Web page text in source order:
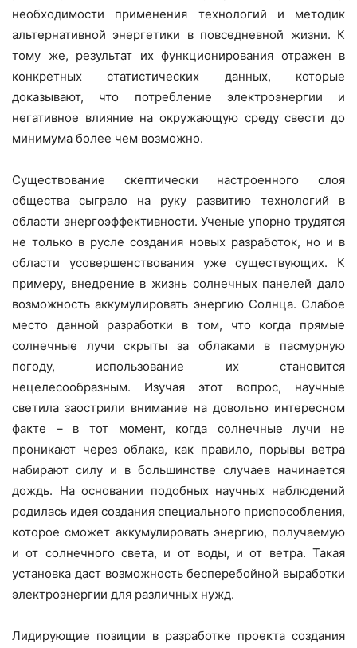
необходимости применения технологий и методик
альтернативной энергетики в повседневной жизни. К
тому же, результат их функционирования отражен в
конкретных статистических данных, которые
доказывают, что потребление электроэнергии и
негативное влияние на окружающую среду свести до
минимума более чем возможно.
Существование скептически настроенного слоя
общества сыграло на руку развитию технологий в
области энергоэффективности. Ученые упорно трудятся
не только в русле создания новых разработок, но и в
области усовершенствования уже существующих. К
примеру, внедрение в жизнь солнечных панелей дало
возможность аккумулировать энергию Солнца. Слабое
место данной разработки в том, что когда прямые
солнечные лучи скрыты за облаками в пасмурную
погоду, использование их становится
нецелесообразным. Изучая этот вопрос, научные
светила заострили внимание на довольно интересном
факте – в тот момент, когда солнечные лучи не
проникают через облака, как правило, порывы ветра
набирают силу и в большинстве случаев начинается
дождь. На основании подобных научных наблюдений
родилась идея создания специального приспособления,
которое сможет аккумулировать энергию, получаемую
и от солнечного света, и от воды, и от ветра. Такая
установка даст возможность бесперебойной выработки
электроэнергии для различных нужд.
Лидирующие позиции в разработке проекта создания